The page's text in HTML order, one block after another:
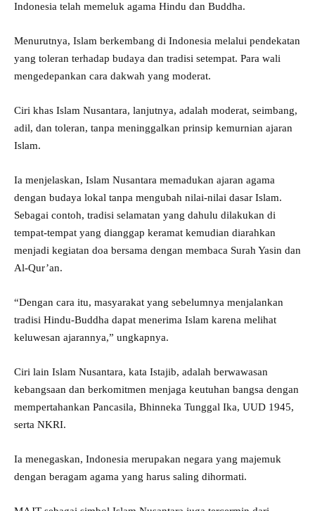
Indonesia telah memeluk agama Hindu dan Buddha.
Menurutnya, Islam berkembang di Indonesia melalui pendekatan
yang toleran terhadap budaya dan tradisi setempat. Para wali
mengedepankan cara dakwah yang moderat.
Ciri khas Islam Nusantara, lanjutnya, adalah moderat, seimbang,
adil, dan toleran, tanpa meninggalkan prinsip kemurnian ajaran
Islam.
Ia menjelaskan, Islam Nusantara memadukan ajaran agama
dengan budaya lokal tanpa mengubah nilai-nilai dasar Islam.
Sebagai contoh, tradisi selamatan yang dahulu dilakukan di
tempat-tempat yang dianggap keramat kemudian diarahkan
menjadi kegiatan doa bersama dengan membaca Surah Yasin dan
Al-Qur’an.
“Dengan cara itu, masyarakat yang sebelumnya menjalankan
tradisi Hindu-Buddha dapat menerima Islam karena melihat
keluwesan ajarannya,” ungkapnya.
Ciri lain Islam Nusantara, kata Istajib, adalah berwawasan
kebangsaan dan berkomitmen menjaga keutuhan bangsa dengan
mempertahankan Pancasila, Bhinneka Tunggal Ika, UUD 1945,
serta NKRI.
Ia menegaskan, Indonesia merupakan negara yang majemuk
dengan beragam agama yang harus saling dihormati.